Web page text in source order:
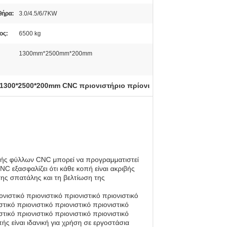
3.0/4.5/6/7KW
6500 kg
1300mm*2500mm*200mm
1300*2500*200mm CNC πριονιστήριο πρίονι
φύλλων CNC μπορεί να προγραμματιστεί
ότι κάθε κοπή είναι ακριβής
σπατάλης και τη βελτίωση της
πριονιστικό πριονιστικό πριονιστικό
πριονιστικό πριονιστικό πριονιστικό
πριονιστικό πριονιστικό πριονιστικό
είναι ιδανική για χρήση σε εργοστάσια